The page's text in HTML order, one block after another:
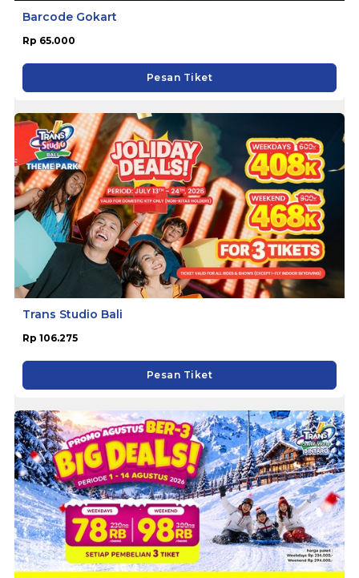
Barcode Gokart
Rp 65.000
Pesan Tiket
Trans Studio Bali
Rp 106.275
Pesan Tiket